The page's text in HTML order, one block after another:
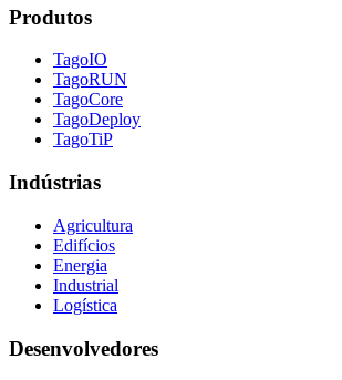
Produtos
TagoIO
TagoRUN
TagoCore
TagoDeploy
TagoTiP
Indústrias
Agricultura
Edifícios
Energia
Industrial
Logística
Desenvolvedores